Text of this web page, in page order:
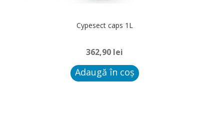
Cypesect caps 1L
362,90 lei
Adaugă în coș